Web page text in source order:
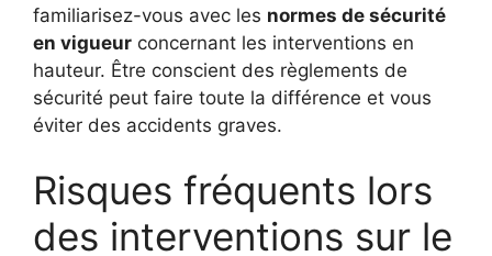
familiarisez-vous avec les normes de sécurité
en vigueur concernant les interventions en
hauteur. Être conscient des règlements de
sécurité peut faire toute la différence et vous
éviter des accidents graves.
Risques fréquents lors
des interventions sur le